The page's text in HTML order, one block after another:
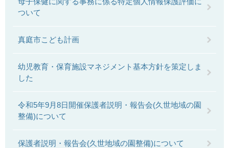
ついて
真庭市こども計画
幼児教育・保育施設マネジメント基本方針を策定しま
した
令和5年9月8日開催保護者説明・報告会(久世地域の園
整備)について
保護者説明・報告会(久世地域の園整備)について